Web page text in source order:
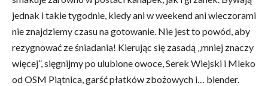
jednak i takie tygodnie, kiedy ani w weekend ani wieczorami
nie znajdziemy czasu na gotowanie. Nie jest to powód, aby
rezygnować ze śniadania! Kierując się zasadą „mniej znaczy
więcej”, sięgnijmy po ulubione owoce, Serek Wiejski i Mleko
od OSM Piątnica, garść płatków zbożowych i… blender.